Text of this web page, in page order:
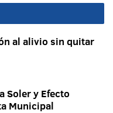
al alivio sin quitar
Soler y Efecto
Municipal